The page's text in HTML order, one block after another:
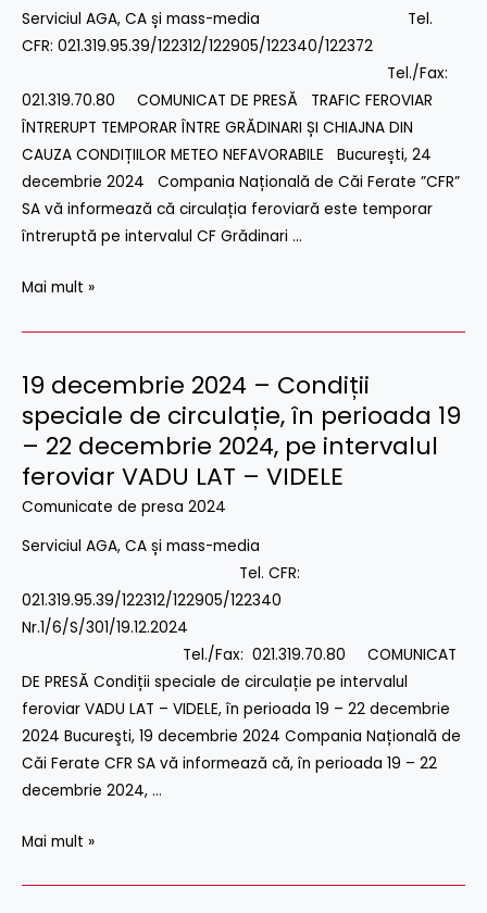
Serviciul AGA, CA și mass-media Tel.
CFR: 021.319.95.39/122312/122905/122340/122372
Tel./Fax:
021.319.70.80 COMUNICAT DE PRESĂ TRAFIC FEROVIAR
ÎNTRERUPT TEMPORAR ÎNTRE GRĂDINARI ȘI CHIAJNA DIN
CAUZA CONDIȚIILOR METEO NEFAVORABILE București, 24
decembrie 2024 Compania Națională de Căi Ferate ”CFR”
SA vă informează că circulația feroviară este temporar
întreruptă pe intervalul CF Grădinari …
ÎNTRERUPT
TEMPORAR
GRĂDINARI
ȘI
CHIAJNA
DIN
CAUZA
CONDIȚIILOR
NEFAVORABILE
Mai mult »
19 decembrie 2024 – Condiții
speciale de circulație, în perioada 19
– 22 decembrie 2024, pe intervalul
feroviar VADU LAT – VIDELE
Comunicate de presa 2024
Serviciul AGA, CA și mass-media
Tel. CFR:
021.319.95.39/122312/122905/122340
Nr.1/6/S/301/19.12.2024
Tel./Fax: 021.319.70.80 COMUNICAT
DE PRESĂ Condiții speciale de circulație pe intervalul
feroviar VADU LAT – VIDELE, în perioada 19 – 22 decembrie
2024 Bucureşti, 19 decembrie 2024 Compania Națională de
Căi Ferate CFR SA vă informează că, în perioada 19 – 22
decembrie 2024, …
19
decembrie
2024
–
Condiții
speciale
de
în
perioada
–
22
decembrie
2024,
pe
feroviar
Mai mult »